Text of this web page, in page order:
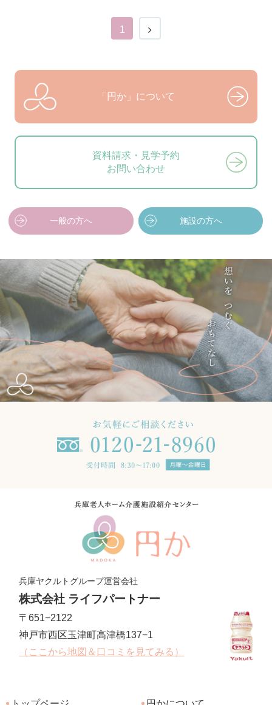
1
「円か」について
資料請求・見学予約
お問い合わせ
一般の方へ 施設の方へ
兵庫ヤクルトグループ運営会社
株式会社 ライフパートナー
〒651−2122
神戸市西区玉津町高津橋137−1
（ここから地図＆口コミを見てみる）